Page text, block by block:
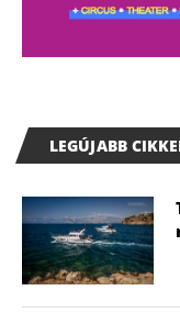
LEGÚJABB